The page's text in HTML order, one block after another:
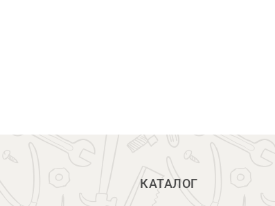
КАТАЛОГ